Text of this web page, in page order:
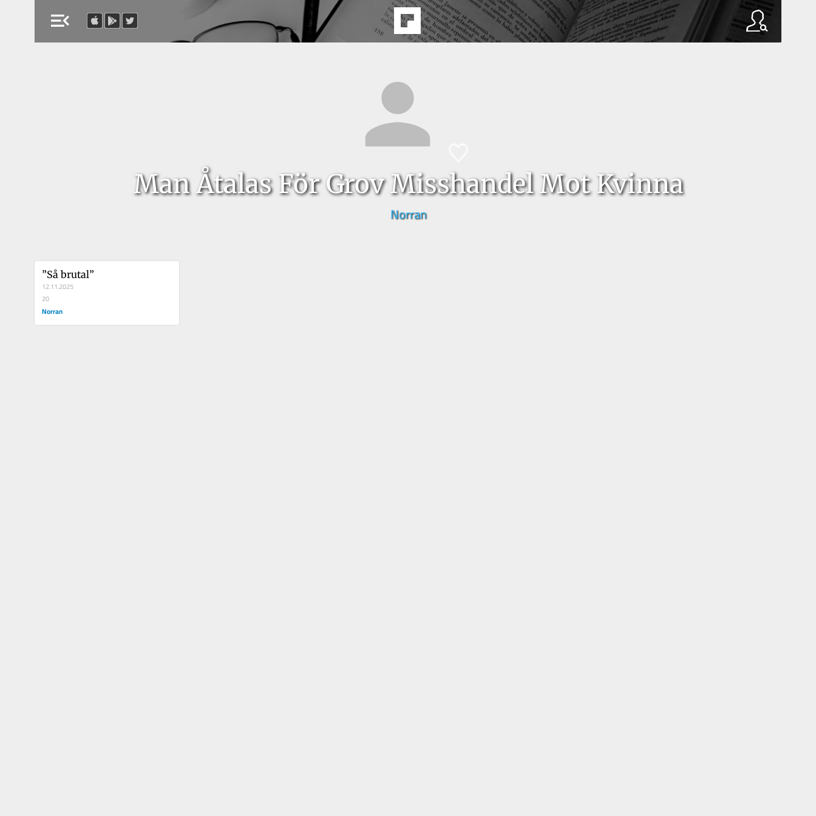
menu_open
Man Åtalas För Grov Misshandel Mot Kvinna
Norran
”Så brutal”
12.11.2025
20
Norran